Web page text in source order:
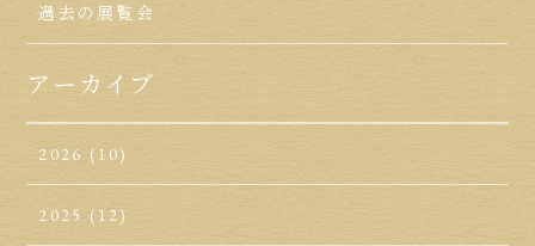
過去の展覧会
アーカイブ
2026 (10)
2025 (12)